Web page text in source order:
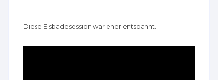
Diese Eisbadesession war eher entspannt.